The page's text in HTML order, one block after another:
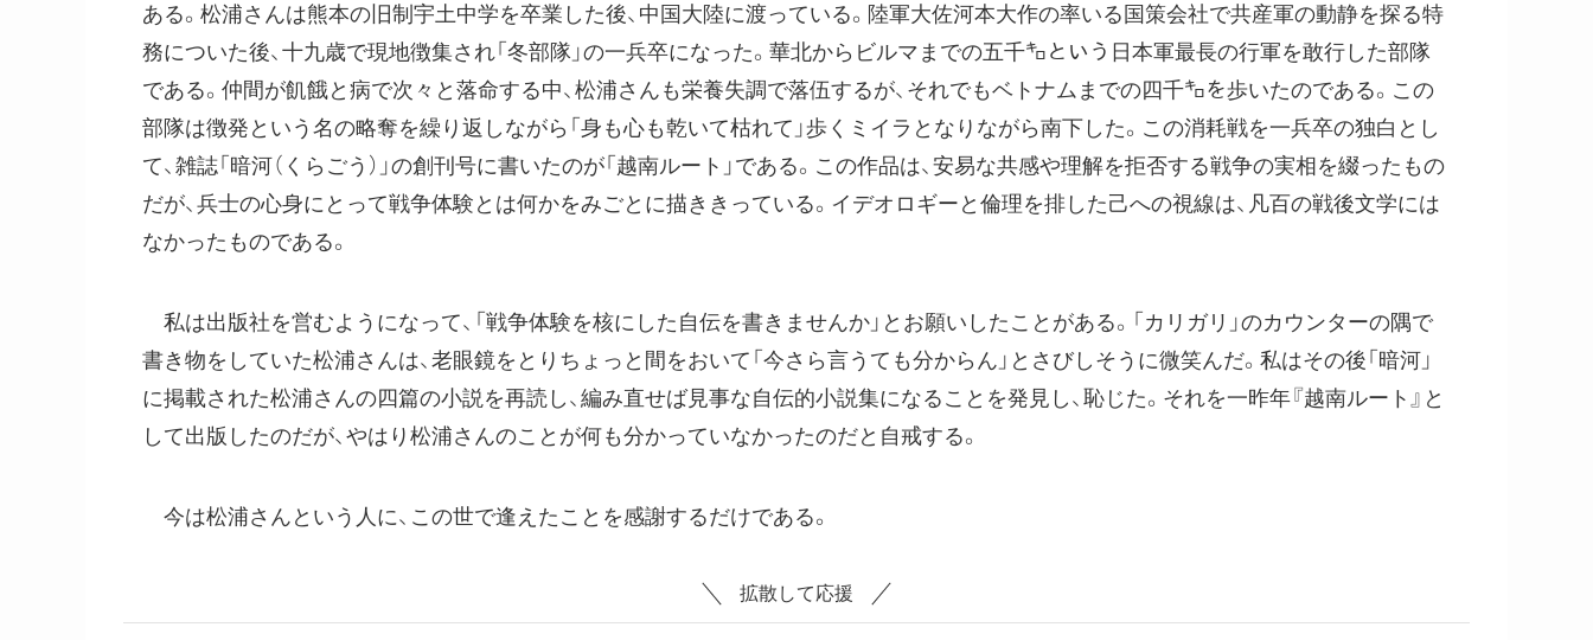
ある。松浦さんは熊本の旧制宇土中学を卒業した後、中国大陸に渡っている。陸軍大佐河本大作の率いる国策会社で共産軍の動静を探る特
務についた後、十九歳で現地徴集され「冬部隊」の一兵卒になった。華北からビルマまでの五千㌔という日本軍最長の行軍を敢行した部隊
である。仲間が飢餓と病で次々と落命する中、松浦さんも栄養失調で落伍するが、それでもベトナムまでの四千㌔を歩いたのである。この
部隊は徴発という名の略奪を繰り返しながら「身も心も乾いて枯れて」歩くミイラとなりながら南下した。この消耗戦を一兵卒の独白とし
て、雑誌「暗河（くらごう）」の創刊号に書いたのが「越南ルート」である。この作品は、安易な共感や理解を拒否する戦争の実相を綴ったもの
だが、兵士の心身にとって戦争体験とは何かをみごとに描ききっている。イデオロギーと倫理を排した己への視線は、凡百の戦後文学には
なかったものである。
私は出版社を営むようになって、「戦争体験を核にした自伝を書きませんか」とお願いしたことがある。「カリガリ」のカウンターの隅で
書き物をしていた松浦さんは、老眼鏡をとりちょっと間をおいて「今さら言うても分からん」とさびしそうに微笑んだ。私はその後「暗河」
に掲載された松浦さんの四篇の小説を再読し、編み直せば見事な自伝的小説集になることを発見し、恥じた。それを一昨年『越南ルート』と
して出版したのだが、やはり松浦さんのことが何も分かっていなかったのだと自戒する。
今は松浦さんという人に、この世で逢えたことを感謝するだけである。
拡散して応援